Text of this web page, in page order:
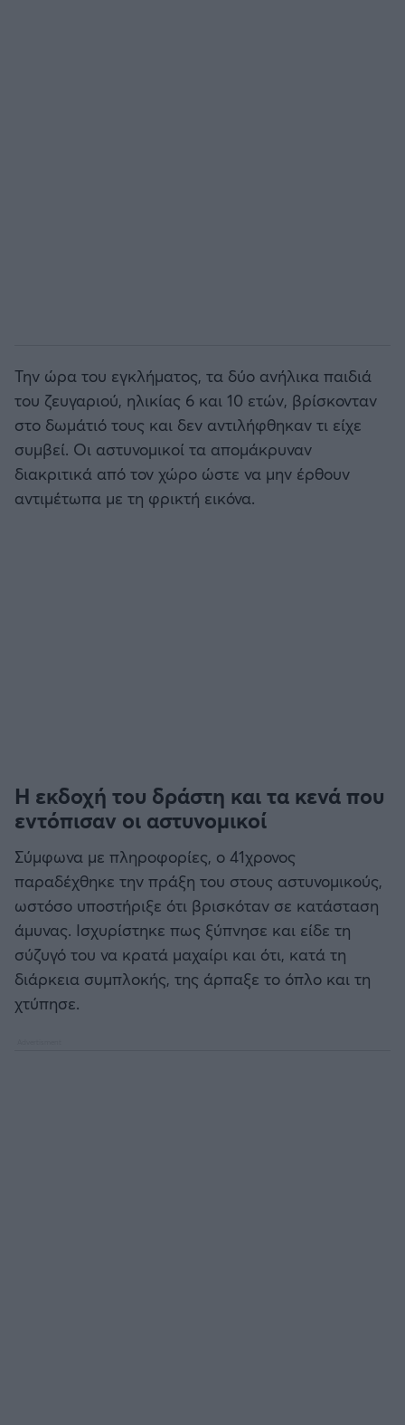
Την ώρα του εγκλήματος, τα δύο ανήλικα παιδιά
του ζευγαριού, ηλικίας 6 και 10 ετών, βρίσκονταν
στο δωμάτιό τους και δεν αντιλήφθηκαν τι είχε
συμβεί. Οι αστυνομικοί τα απομάκρυναν
διακριτικά από τον χώρο ώστε να μην έρθουν
αντιμέτωπα με τη φρικτή εικόνα.
Η εκδοχή του δράστη και τα κενά που
εντόπισαν οι αστυνομικοί
Σύμφωνα με πληροφορίες, ο 41χρονος
παραδέχθηκε την πράξη του στους αστυνομικούς,
ωστόσο υποστήριξε ότι βρισκόταν σε κατάσταση
άμυνας. Ισχυρίστηκε πως ξύπνησε και είδε τη
σύζυγό του να κρατά μαχαίρι και ότι, κατά τη
διάρκεια συμπλοκής, της άρπαξε το όπλο και τη
χτύπησε.